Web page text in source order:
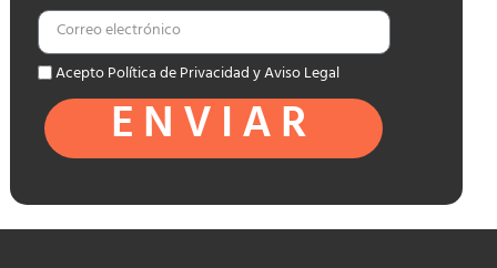
Acepto Política de Privacidad y Aviso Legal
ENVIAR